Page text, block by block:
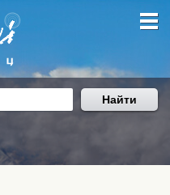
Найти